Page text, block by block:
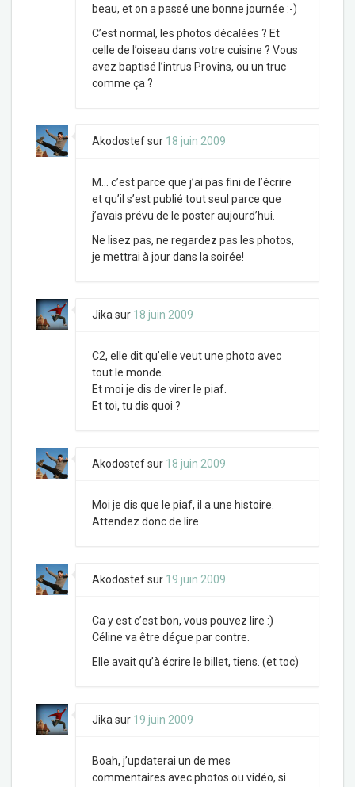
beau, et on a passé une bonne journée :-)
C’est normal, les photos décalées ? Et
celle de l’oiseau dans votre cuisine ? Vous
avez baptisé l’intrus Provins, ou un truc
comme ça ?
Akodostefsur 18 juin 2009
M… c’est parce que j’ai pas fini de l’écrire
et qu’il s’est publié tout seul parce que
j’avais prévu de le poster aujourd’hui.
Ne lisez pas, ne regardez pas les photos,
je mettrai à jour dans la soirée!
Jika sur 18 juin 2009
C2, elle dit qu’elle veut une photo avec
tout le monde.
Et moi je dis de virer le piaf.
Et toi, tu dis quoi ?
Akodostefsur 18 juin 2009
Moi je dis que le piaf, il a une histoire.
Attendez donc de lire.
Akodostefsur 19 juin 2009
Ca y est c’est bon, vous pouvez lire :)
Céline va être déçue par contre.
Elle avait qu’à écrire le billet, tiens. (et toc)
Jika sur 19 juin 2009
Boah, j’updaterai un de mes
commentaires avec photos ou vidéo, si